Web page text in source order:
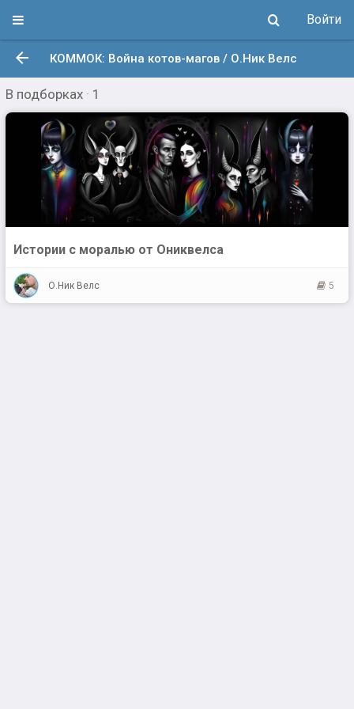
Войти
КОММОК: Война котов-магов / О.Ник Велс
В подборках · 1
Истории с моралью от Ониквелса
О.Ник Велс 5